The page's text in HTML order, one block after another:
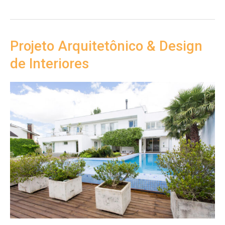
interiores
Projeto Arquitetônico & Design
de Interiores